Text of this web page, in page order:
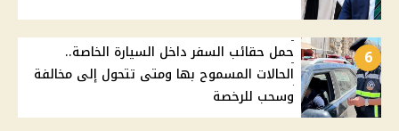
6
حمل حقائب السفر داخل السيارة الخاصة..
الحالات المسموح بها ومتى تتحول إلى مخالفة
وسحب للرخصة